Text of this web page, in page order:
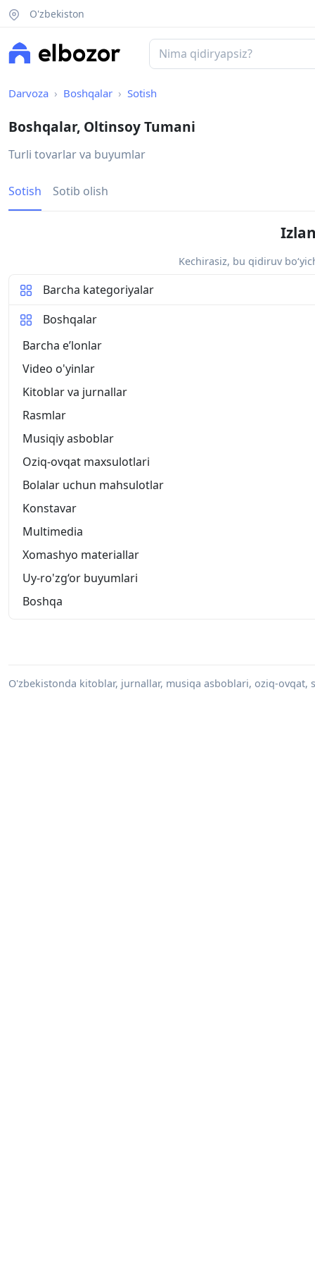
O'zbekiston
Darvoza Boshqalar Sotish
Boshqalar, Oltinsoy Tumani
Turli tovarlar va buyumlar
Sotish Sotib olish
Kechirasiz, bu qidiruv
Barcha kategoriyalar
Boshqalar
Barcha eʼlonlar
Video o'yinlar
Kitoblar va jurnallar
Rasmlar
Musiqiy asboblar
Oziq-ovqat maxsulotlari
Bolalar uchun mahsulotlar
Konstavar
Multimedia
Xomashyo materiallar
Uy-ro'zg‘or buyumlari
Boshqa
O'zbekistonda kitoblar, jurnallar, musiqa asboblari, oziq-